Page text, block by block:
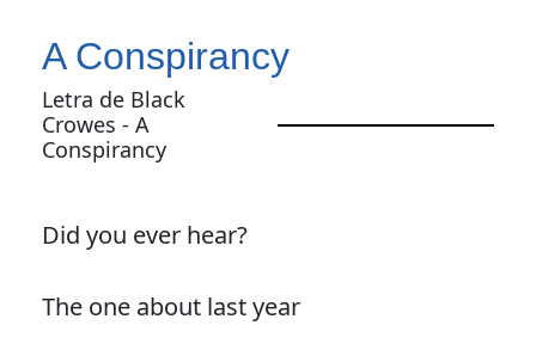
A Conspirancy
Letra de Black
Crowes - A
Conspirancy
Did you ever hear?
The one about last year